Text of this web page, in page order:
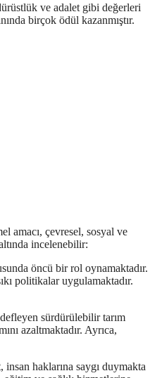
ve adalet gibi değerleri
birçok ödül kazanmıştır.
amacı, çevresel, sosyal ve
incelenebilir:
öncü bir rol oynamaktadır.
politikalar uygulamaktadır.
sürdürülebilir tarım
azaltmaktadır. Ayrıca,
haklarına saygı duymakta